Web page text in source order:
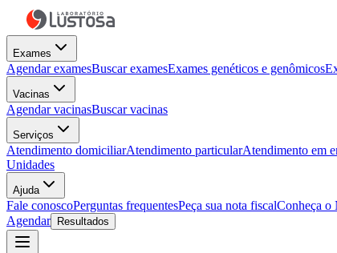
Exames
Agendar examesBuscar examesExames genéticos e genômicos
Vacinas
Agendar vacinasBuscar vacinas
Serviços
Atendimento domiciliarAtendimento particularAtendimento em
Unidades
Ajuda
Fale conoscoPerguntas frequentesPeça sua nota fiscalConheça o
Agendar
Resultados